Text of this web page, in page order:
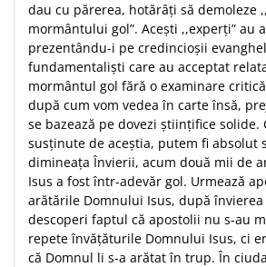
dau cu părerea, hotărâţi să demoleze
mormântului gol”. Aceşti ,,experţi” au
prezentându-i pe credincioşii
fundamentalişti care au acceptat
mormântul gol fără o examinare
după cum vom vedea în carte însă,
se bazează pe dovezi ştiinţifice solide.
susţinute de aceştia, putem fi absolut
dimineaţa Învierii, acum două mii de
Isus a fost într-adevăr gol. Urmează
arătările Domnului Isus, după învierea
descoperi faptul că apostolii nu s-au
repete învăţăturile Domnului Isus, ci
că Domnul li s-a arătat în trup. În